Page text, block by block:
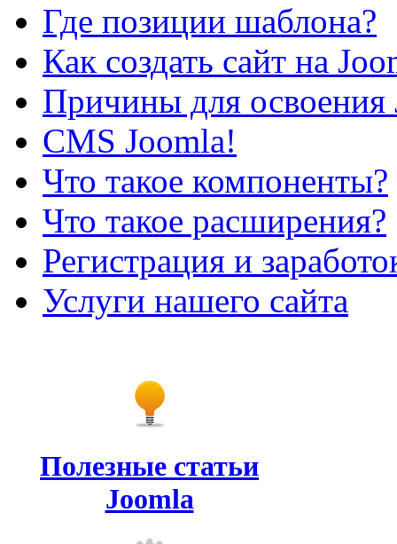
Где позиции шаблона?
Как создать сайт на
Причины для освоения
CMS Joomla!
Что такое компоненты?
Что такое расширения?
Регистрация и
Услуги нашего сайта
Полезные статьи
Joomla